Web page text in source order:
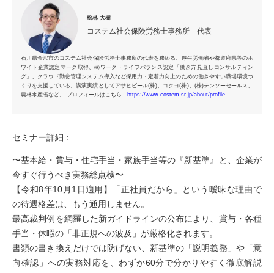
松林 大樹
コステム社会保険労務士事務所 代表
石川県金沢市のコステム社会保険労務士事務所の代表を務める。厚生労働省や都道府県等のホ
ワイト企業認定マーク取得、㈱ワーク・ライフバランス認定「働き方見直しコンサルティン
グ」、クラウド勤怠管理システム導入など採用力・定着力向上のための働きやすい職場環境づ
くりを支援している。講演実績としてアサヒビール(株)、コクヨ(株)、(株)デンソーセールス、
農林水産省など。 プロフィールはこちら
https://www.costem-sr.jp/about/profile
セミナー詳細：
〜基本給・賞与・住宅手当・家族手当等の『新基準』と、企業が
今すぐ行うべき実務総点検〜
【令和8年10月1日適用】「正社員だから」という曖昧な理由で
の待遇格差は、もう通用しません。
最高裁判例を網羅した新ガイドラインの公布により、賞与・各種
手当・休暇の「非正規への波及」が厳格化されます。
書類の書き換えだけでは防げない、新基準の「説明義務」や「意
向確認」への実務対応を、わずか60分で分かりやすく徹底解説